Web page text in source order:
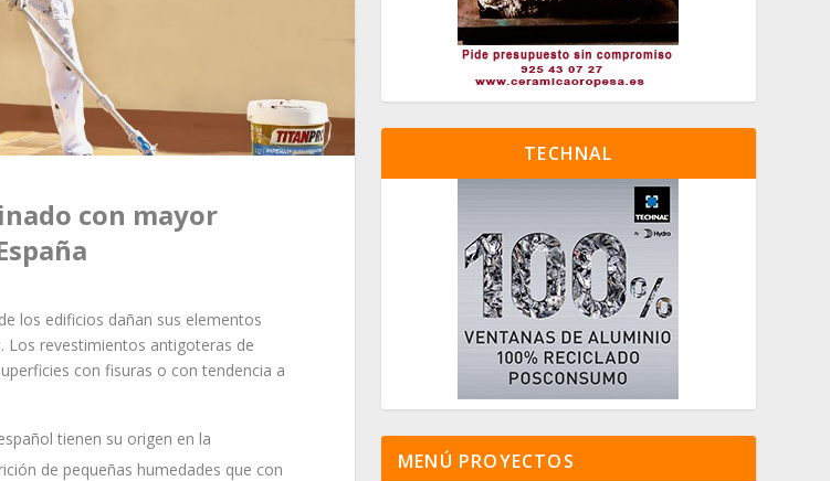
con mayor
los edificios dañan sus elementos
Los revestimientos antigoteras de
con fisuras o con tendencia a
tienen su origen en la
de pequeñas humedades que con
TECHNAL
MENÚ PROYECTOS